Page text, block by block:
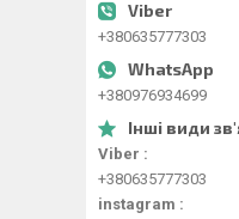
+380635777303
+380976934699
Viber
+380635777303
instagram